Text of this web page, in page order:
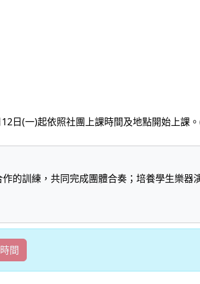
日(一)起依照社團上課時間及地點開始上課
的訓練，共同完成團體合奏；培養學生樂器
間